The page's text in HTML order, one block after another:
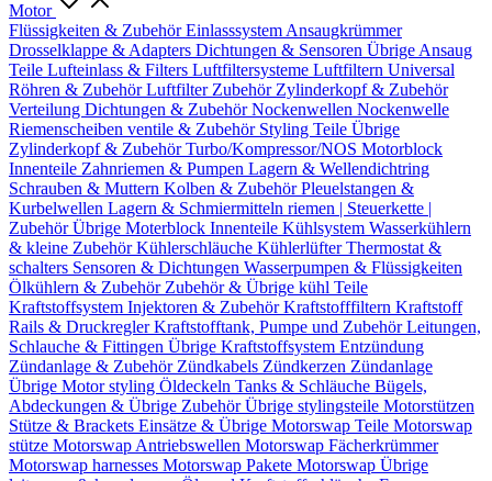
Motor
Flüssigkeiten & ZubehörEinlasssystem Ansaugkrümmer
Drosselklappe & Adapters Dichtungen & Sensoren Übrige Ansaug
Teile Lufteinlass & Filters Luftfiltersysteme Luftfiltern Universal
Röhren & ZubehörLuftfilter Zubehör Zylinderkopf & Zubehör
Verteilung Dichtungen & ZubehörNockenwellen Nockenwelle
Riemenscheiben ventile & Zubehör Styling Teile Übrige
Zylinderkopf & ZubehörTurbo/Kompressor/NOS Motorblock
Innenteile Zahnriemen & Pumpen Lagern & Wellendichtring
Schrauben & Muttern Kolben & ZubehörPleuelstangen &
Kurbelwellen Lagern & Schmiermitteln riemen | Steuerkette |
ZubehörÜbrige Moterblock Innenteile Kühlsystem Wasserkühlern
& kleine ZubehörKühlerschläuche KühlerlüfterThermostat &
schalters Sensoren & Dichtungen Wasserpumpen & Flüssigkeiten
Ölkühlern & Zubehör Zubehör & Übrige kühl Teile
Kraftstoffsystem Injektoren & ZubehörKraftstofffiltern Kraftstoff
Rails & DruckreglerKraftstofftank, Pumpe und ZubehörLeitungen,
Schlauche & Fittingen Übrige Kraftstoffsystem Entzündung
Zündanlage & Zubehör Zündkabels Zündkerzen Zündanlage
Übrige Motor styling Öldeckeln Tanks & Schläuche Bügels,
Abdeckungen & Übrige ZubehörÜbrige stylingsteile Motorstützen
Stütze & Brackets Einsätze & Übrige Motorswap Teile Motorswap
stütze Motorswap Antriebswellen Motorswap Fächerkrümmer
Motorswap harnesses Motorswap Pakete Motorswap Übrige